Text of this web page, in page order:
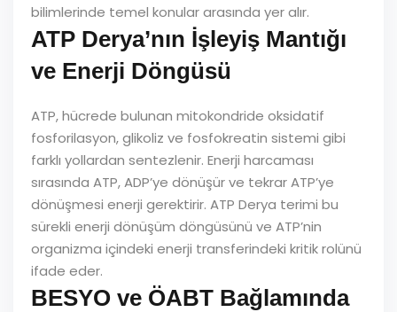
bilimlerinde temel konular arasında yer alır.
ATP Derya’nın İşleyiş Mantığı
ve Enerji Döngüsü
ATP, hücrede bulunan mitokondride oksidatif
fosforilasyon, glikoliz ve fosfokreatin sistemi gibi
farklı yollardan sentezlenir. Enerji harcaması
sırasında ATP, ADP’ye dönüşür ve tekrar ATP’ye
dönüşmesi enerji gerektirir. ATP Derya terimi bu
sürekli enerji dönüşüm döngüsünü ve ATP’nin
organizma içindeki enerji transferindeki kritik rolünü
ifade eder.
BESYO ve ÖABT Bağlamında